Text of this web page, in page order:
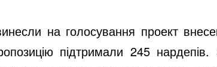
на голосування проект
підтримали 245